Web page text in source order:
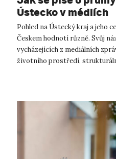
Ústecko v médiích
Pohled na Ústecký kraj a jeho
Českem hodnotí různě. Svůj
vycházejících z mediálních
životního prostředí,